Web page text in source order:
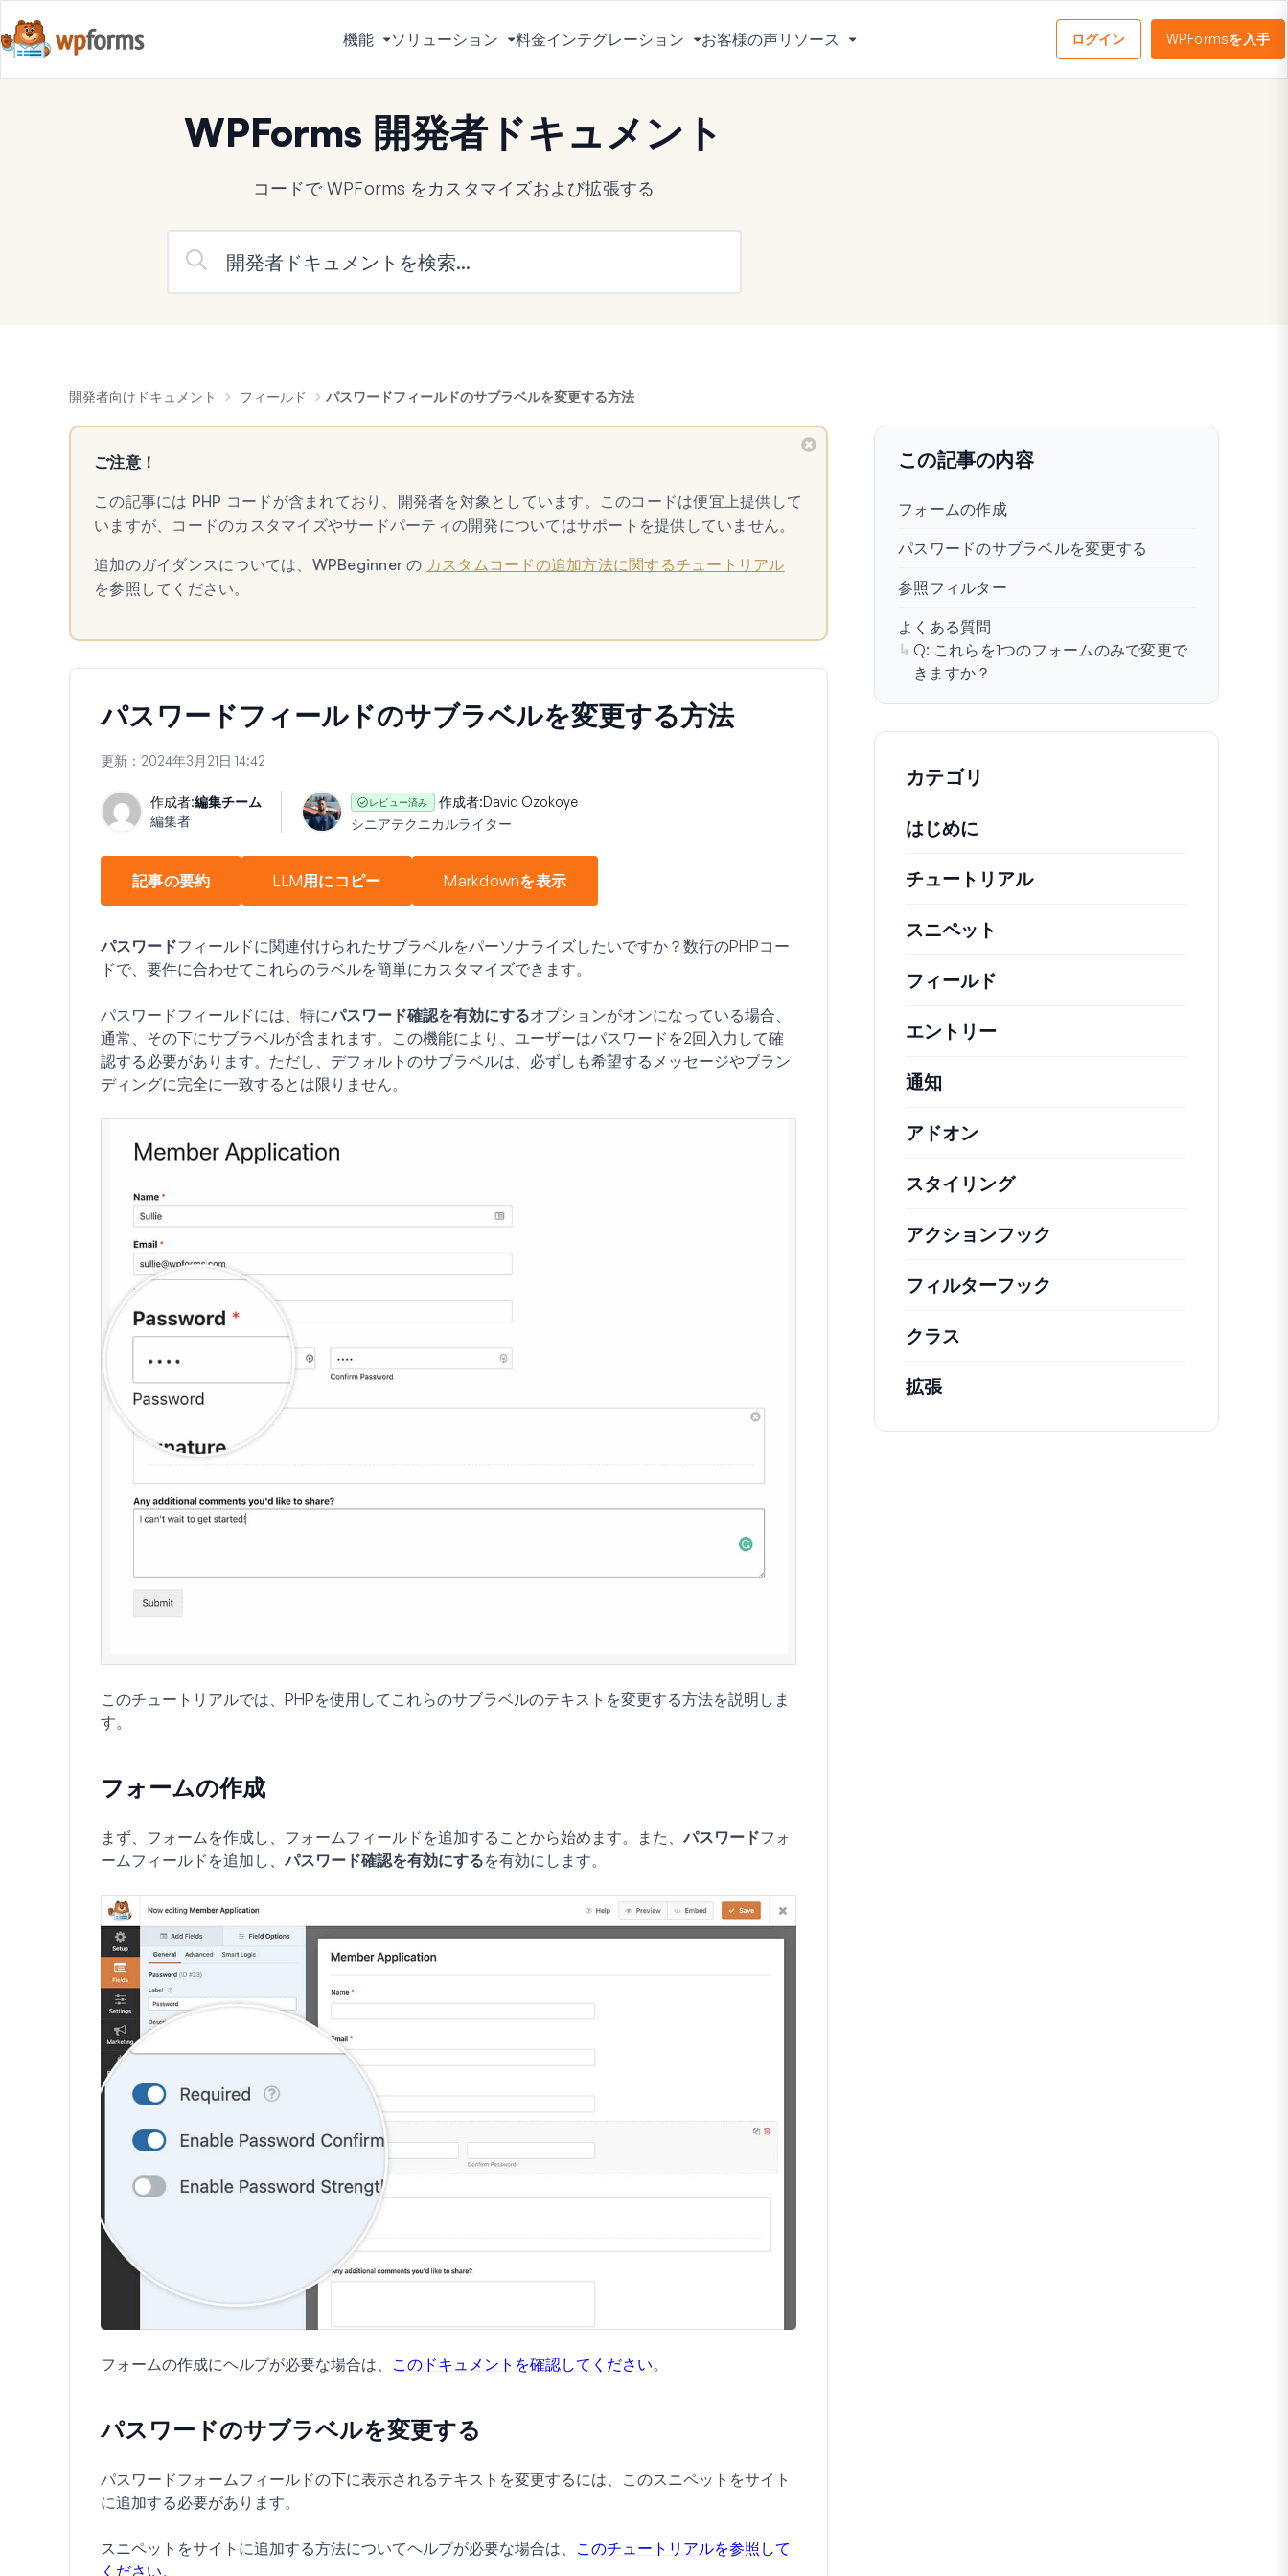
機能
メ
ニ
ー
を
り
え
る
ソリューション
メ
ニ
ー
を
り
え
料金インテグレーション
メ
ニ
ー
を
え
お客様の声リソース
ニ
ログイン WPFormsを入手
WPForms 開発者ドキュメント
コードで WPForms をカスタマイズおよび拡張する
開発者向けドキュメント フィールド パスワードフィールドのサブラベルを変更する方法
ご注意！
この記事には PHP コードが含まれており、開発者を対象としています。このコードは便宜上提供して
いますが、コードのカスタマイズやサードパーティの開発についてはサポートを提供していません。
追加のガイダンスについては、WPBeginner の カスタムコードの追加方法に関するチュートリアル
を参照してください。
パスワードフィールドのサブラベルを変更する方法
更新： 2024年3月21日 14:42
作成者:編集チーム
編集者
レビュー済み 作成者:David Ozokoye
シニアテクニカルライター
記事の要約 LLM用にコピー Markdownを表示
パスワードフィールドに関連付けられたサブラベルをパーソナライズしたいですか？数行のPHPコー
ドで、要件に合わせてこれらのラベルを簡単にカスタマイズできます。
パスワードフィールドには、特にパスワード確認を有効にするオプションがオンになっている場合、
通常、その下にサブラベルが含まれます。この機能により、ユーザーはパスワードを2回入力して確
認する必要があります。ただし、デフォルトのサブラベルは、必ずしも希望するメッセージやブラン
ディングに完全に一致するとは限りません。
このチュートリアルでは、PHPを使用してこれらのサブラベルのテキストを変更する方法を説明しま
す。
フォームの作成
まず、フォームを作成し、フォームフィールドを追加することから始めます。また、パスワードフォ
ームフィールドを追加し、パスワード確認を有効にするを有効にします。
フォームの作成にヘルプが必要な場合は、 このドキュメントを確認してください。
パスワードのサブラベルを変更する
パスワードフォームフィールドの下に表示されるテキストを変更するには、このスニペットをサイト
に追加する必要があります。
スニペットをサイトに追加する方法についてヘルプが必要な場合は、 このチュートリアルを参照して
ください。
この記事の内容
フォームの作成
パスワードのサブラベルを変更する
参照フィルター
よくある質問
Q: これらを1つのフォームのみで変更で
きますか？
カテゴリ
はじめに
チュートリアル役立つハウツー記事やその他
スニペット
フィールド
エントリー
通知
アドオン
スタイリング
アクションフック
フィルターフック
クラス
拡張